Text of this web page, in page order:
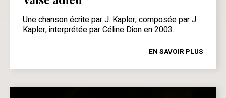
Une chanson écrite par J. Kapler, composée par J.
Kapler, interprétée par Céline Dion en 2003.
EN SAVOIR PLUS